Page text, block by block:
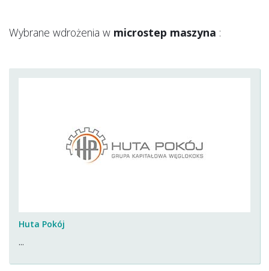
Wybrane wdrożenia w microstep maszyna :
Huta Pokój
...